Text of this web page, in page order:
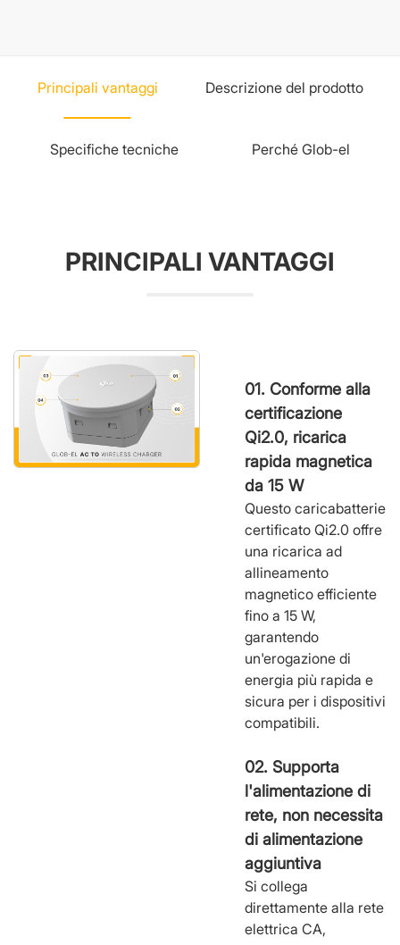
Principali vantaggi Descrizione del prodotto
Specifiche tecniche Perché Glob-el
PRINCIPALI VANTAGGI
01. Conforme alla
certificazione
Qi2.0, ricarica
rapida magnetica
da 15 W
Questo caricabatterie
certificato Qi2.0 offre
una ricarica ad
allineamento
magnetico efficiente
fino a 15 W,
garantendo
un'erogazione di
energia più rapida e
sicura per i dispositivi
compatibili.
02. Supporta
l'alimentazione di
rete, non necessita
di alimentazione
aggiuntiva
Si collega
direttamente alla rete
elettrica CA,